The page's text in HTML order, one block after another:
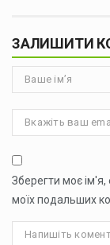
ЗАЛИШИТИ
Зберегти моє
моїх подальших